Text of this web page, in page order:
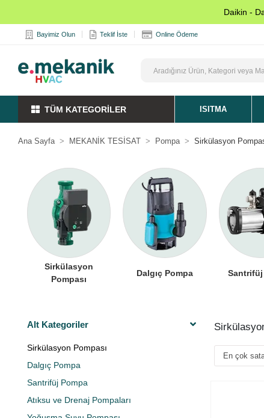
Daikin -
Bayimiz Olun Teklif İste Online Ödeme
TÜM KATEGORİLER ISITMA
Ana Sayfa MEKANİK TESİSAT Pompa Sirkülasyon
Sirkülasyon
Pompası
Dalgıç Pompa Santrifüj
Alt Kategoriler
Sirkülasyon Pompası
Dalgıç Pompa
Santrifüj Pompa
Atıksu ve Drenaj Pompaları